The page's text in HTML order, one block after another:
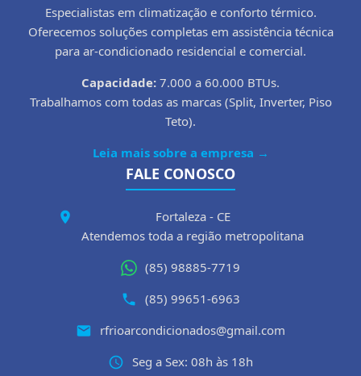
Especialistas em climatização e conforto térmico.
Oferecemos soluções completas em assistência técnica
para ar-condicionado residencial e comercial.
Capacidade: 7.000 a 60.000 BTUs.
Trabalhamos com todas as marcas (Split, Inverter, Piso
Teto).
Leia mais sobre a empresa →
FALE CONOSCO
Fortaleza - CE
Atendemos toda a região metropolitana
(85) 98885-7719
(85) 99651-6963
rfrioarcondicionados@gmail.com
Seg a Sex: 08h às 18h